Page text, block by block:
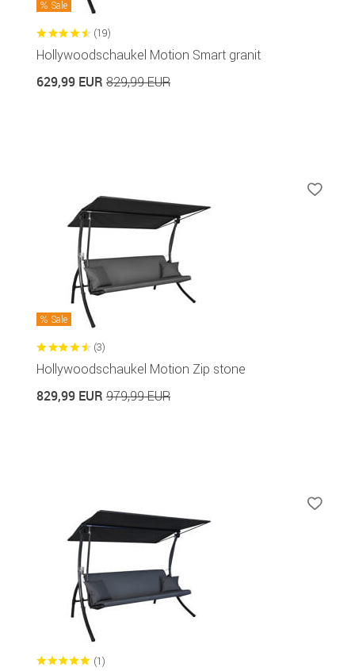
Sale
(19)
Hollywoodschaukel Motion Smart granit
629,99 EUR 829,99 EUR
Sale
(3)
Hollywoodschaukel Motion Zip stone
829,99 EUR 979,99 EUR
(1)